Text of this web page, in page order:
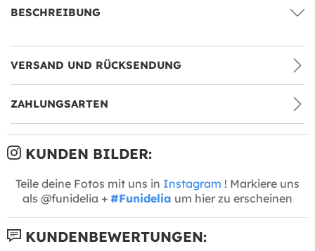
BESCHREIBUNG
VERSAND UND RÜCKSENDUNG
ZAHLUNGSARTEN
KUNDEN BILDER:
Teile deine Fotos mit uns in Instagram ! Markiere uns
als @funidelia + #Funidelia um hier zu erscheinen
KUNDENBEWERTUNGEN: